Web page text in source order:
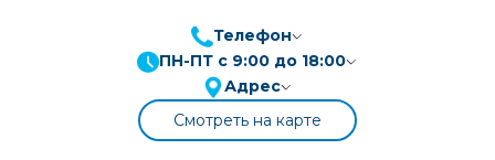
ПриватБанк
3-10 платежів, кредит 0.01%
3-7 платежів, кредит 0.01%
Телефон
ПН-ПТ с 9:00 до 18:00
Адрес
Смотреть на карте